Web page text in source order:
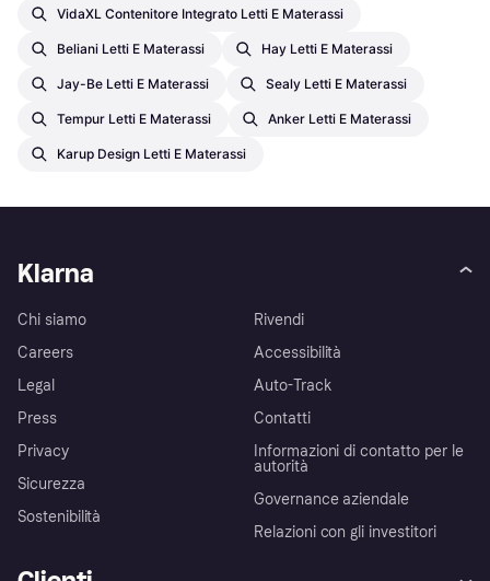
VidaXL Contenitore Integrato Letti E Materassi
Beliani Letti E Materassi Hay Letti E Materassi
Jay-Be Letti E Materassi Sealy Letti E Materassi
Tempur Letti E Materassi Anker Letti E Materassi
Karup Design Letti E Materassi
Klarna
Chi siamo
Careers
Legal
Press
Privacy
Sicurezza
Sostenibilità
Rivendi
Accessibilità
Auto-Track
Contatti
Informazioni di contatto per le
autorità
Governance aziendale
Relazioni con gli investitori